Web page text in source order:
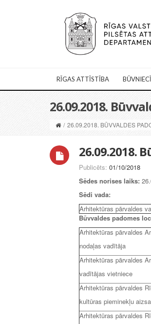
RĪGAS ATTĪSTĪBA
26.09.2018.
/ 26.09.2018. BŪVVALDES
26.09.2018.
Publicēts: 01/10/2018
Sēdes norises laiks:
Sēdi vada:
Arhitektūras pārvaldes
Būvvaldes padomes
Arhitektūras pārvaldes
nodaļas vadītāja
Arhitektūras pārvaldes
vadītājas vietniece
Arhitektūras pārvaldes
kultūras pieminekļu
Arhitektūras pārvaldes